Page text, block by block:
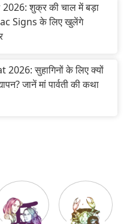
शुक्र की चाल में बड़ा
Signs के लिए खुलेंगे
सुहागिनों के लिए क्यों
जानें मां पार्वती की कथा